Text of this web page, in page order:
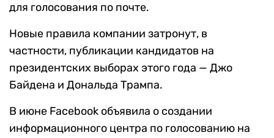
для голосования по почте.
Новые правила компании затронут, в
частности, публикации кандидатов на
президентских выборах этого года — Джо
Байдена и Дональда Трампа.
В июне Facebook объявила о создании
информационного центра по голосованию на